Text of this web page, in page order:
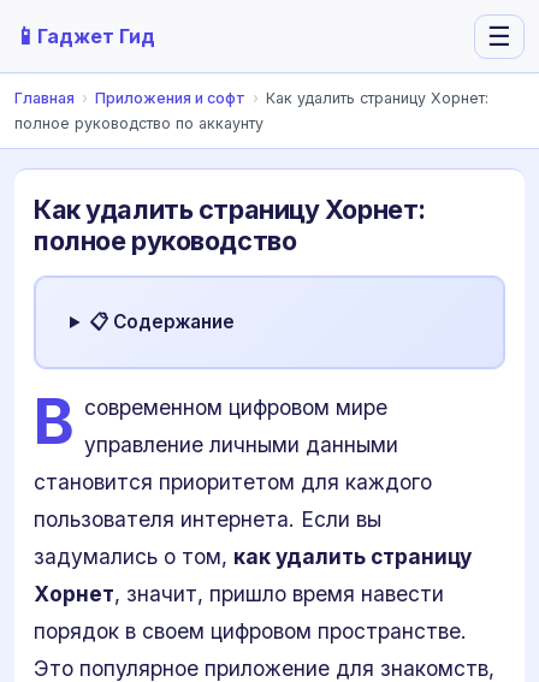
📱 Гаджет Гид ☰
Главная › Приложения и софт › Как удалить страницу Хорнет:
полное руководство по аккаунту
Как удалить страницу Хорнет:
полное руководство
📋 Содержание
В современном цифровом мире
управление личными данными
становится приоритетом для каждого
пользователя интернета. Если вы
задумались о том, как удалить страницу
Хорнет, значит, пришло время навести
порядок в своем цифровом пространстве.
Это популярное приложение для знакомств,